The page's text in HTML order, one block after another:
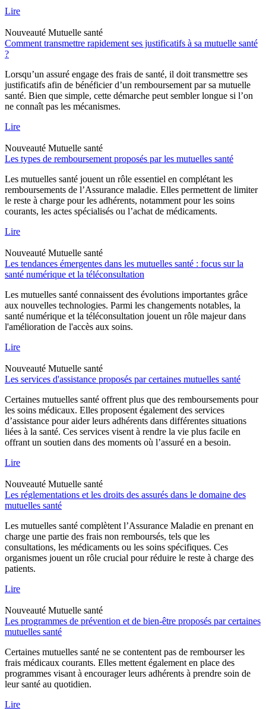
Lire
Nouveauté Mutuelle santé
Comment transmettre rapidement ses justificatifs à sa mutuelle santé
?
Lorsqu’un assuré engage des frais de santé, il doit transmettre ses
justificatifs afin de bénéficier d’un remboursement par sa mutuelle
santé. Bien que simple, cette démarche peut sembler longue si l’on
ne connaît pas les mécanismes.
Lire
Nouveauté Mutuelle santé
Les types de remboursement proposés par les mutuelles santé
Les mutuelles santé jouent un rôle essentiel en complétant les
remboursements de l’Assurance maladie. Elles permettent de limiter
le reste à charge pour les adhérents, notamment pour les soins
courants, les actes spécialisés ou l’achat de médicaments.
Lire
Nouveauté Mutuelle santé
Les tendances émergentes dans les mutuelles santé : focus sur la
santé numérique et la téléconsultation
Les mutuelles santé connaissent des évolutions importantes grâce
aux nouvelles technologies. Parmi les changements notables, la
santé numérique et la téléconsultation jouent un rôle majeur dans
l'amélioration de l'accès aux soins.
Lire
Nouveauté Mutuelle santé
Les services d'assistance proposés par certaines mutuelles santé
Certaines mutuelles santé offrent plus que des remboursements pour
les soins médicaux. Elles proposent également des services
d’assistance pour aider leurs adhérents dans différentes situations
liées à la santé. Ces services visent à rendre la vie plus facile en
offrant un soutien dans des moments où l’assuré en a besoin.
Lire
Nouveauté Mutuelle santé
Les réglementations et les droits des assurés dans le domaine des
mutuelles santé
Les mutuelles santé complètent l’Assurance Maladie en prenant en
charge une partie des frais non remboursés, tels que les
consultations, les médicaments ou les soins spécifiques. Ces
organismes jouent un rôle crucial pour réduire le reste à charge des
patients.
Lire
Nouveauté Mutuelle santé
Les programmes de prévention et de bien-être proposés par certaines
mutuelles santé
Certaines mutuelles santé ne se contentent pas de rembourser les
frais médicaux courants. Elles mettent également en place des
programmes visant à encourager leurs adhérents à prendre soin de
leur santé au quotidien.
Lire